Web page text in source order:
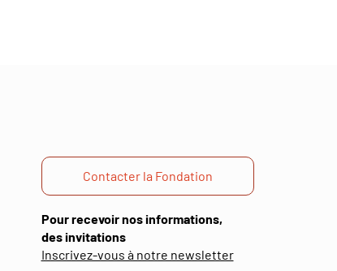
Contacter la Fondation
Pour recevoir nos informations,
des invitations
Inscrivez-vous à notre newsletter(ouverture